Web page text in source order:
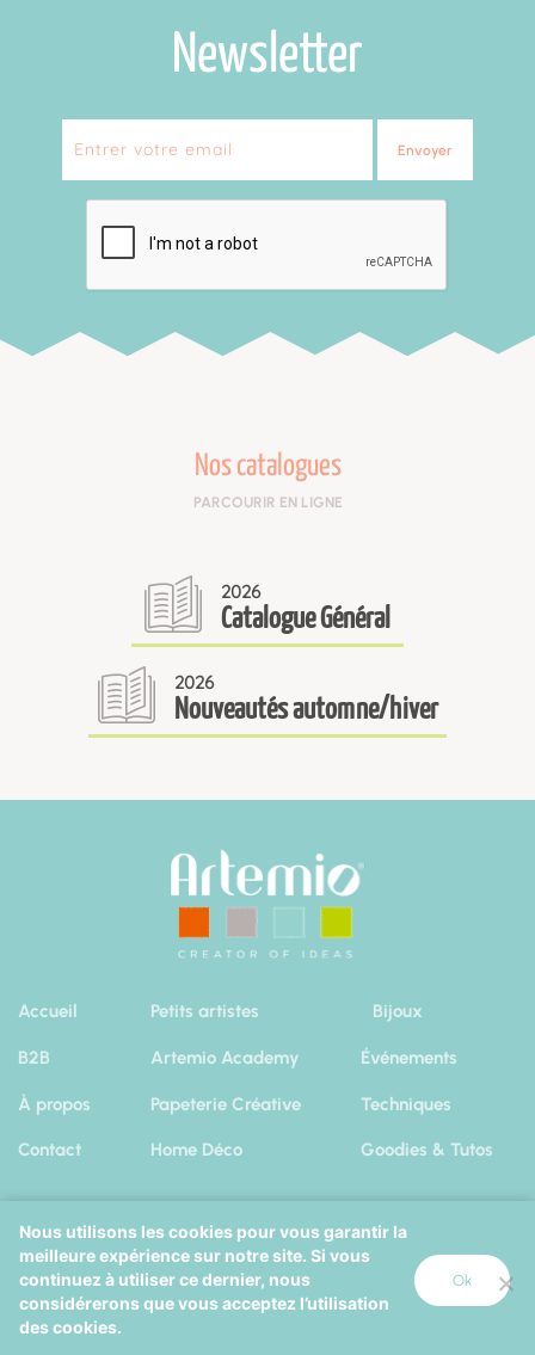
Newsletter
Envoyer
Nos catalogues
PARCOURIR EN LIGNE
2026
Catalogue Général
2026
Nouveautés automne/hiver
Accueil
B2B
À propos
Contact
Petits artistes
Artemio Academy
Papeterie Créative
Home Déco
Bijoux
Événements
Techniques
Goodies & Tutos
Artemio 2019 | Mentions Légales Cookies
Nous utilisons les cookies pour vous garantir la
meilleure expérience sur notre site. Si vous
continuez à utiliser ce dernier, nous
considérerons que vous acceptez l’utilisation
des cookies.
Ok